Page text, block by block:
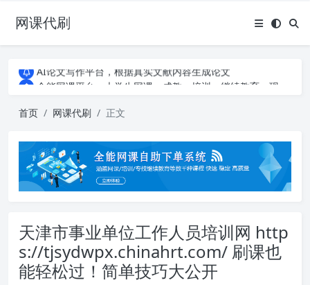
网课代刷
AI论文写作平台，根据真实文献内容生成论文
全能网课平台，大学生网课、成教、培训、继续教育。现已接入代刷代考项目3000+
全能网课平台，大学生网课、成教、培训、继续教育。现已接入代刷代考项目3000+
首页 网课代刷 正文
天津市事业单位工作人员培训网 http
s://tjsydwpx.chinahrt.com/ 刷课也
能轻松过！简单技巧大公开